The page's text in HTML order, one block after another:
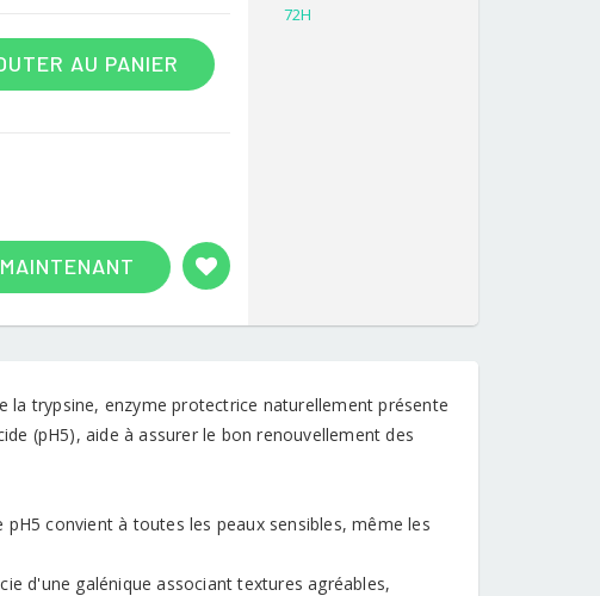
AU PANIER
72H
la trypsine, enzyme protectrice naturellement présente
(pH5), aide à assurer le bon renouvellement des
convient à toutes les peaux sensibles, même les
d'une galénique associant textures agréables,